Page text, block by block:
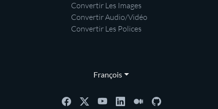
Convertir Les Images
Convertir Audio/Vidéo
Convertir Les Polices
François